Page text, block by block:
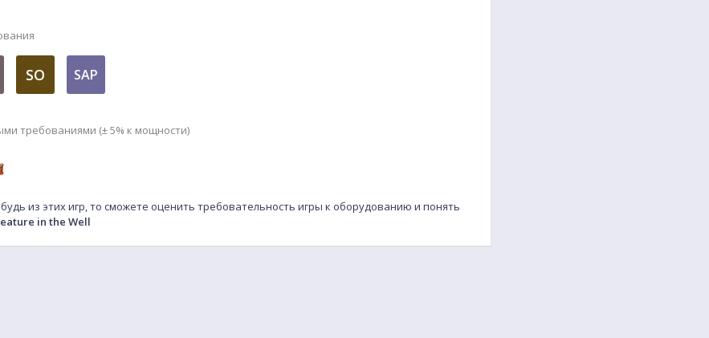
SO SAP
требованиями (± 5% к мощности)
из этих игр, то сможете оценить требовательность игры к оборудованию и понять
in the Well